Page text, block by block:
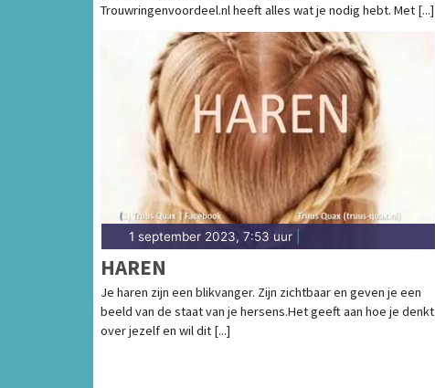
Trouwringenvoordeel.nl heeft alles wat je nodig hebt. Met [...]
1 september 2023, 7:53 uur
HAREN
Je haren zijn een blikvanger. Zijn zichtbaar en geven je een
beeld van de staat van je hersens.Het geeft aan hoe je denkt
over jezelf en wil dit [...]